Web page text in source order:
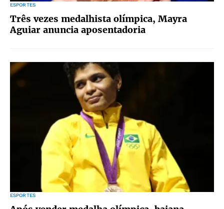
ESPORTES
Três vezes medalhista olímpica, Mayra
Aguiar anuncia aposentadoria
ESPORTES